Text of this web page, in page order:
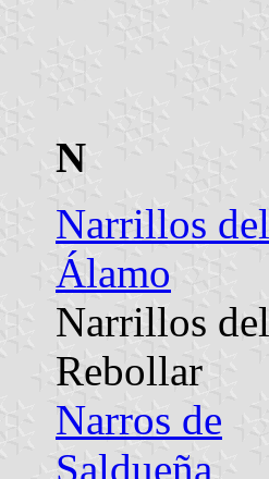
N
Narrillos del
Álamo
Narrillos del
Rebollar
Narros de
Saldueña